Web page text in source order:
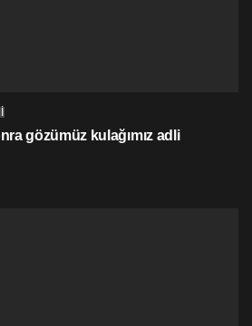
gözümüz kulağımız adli